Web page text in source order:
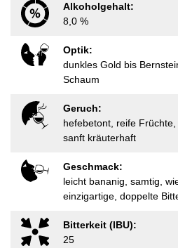
Alkoholgehalt:
8,0 %
Optik:
dunkles Gold bis
Schaum
Geruch:
hefebetont, reife
sanft kräuterhaft
Geschmack:
leicht bananig, samtig,
einzigartige, doppelte
Bitterkeit (IBU):
25